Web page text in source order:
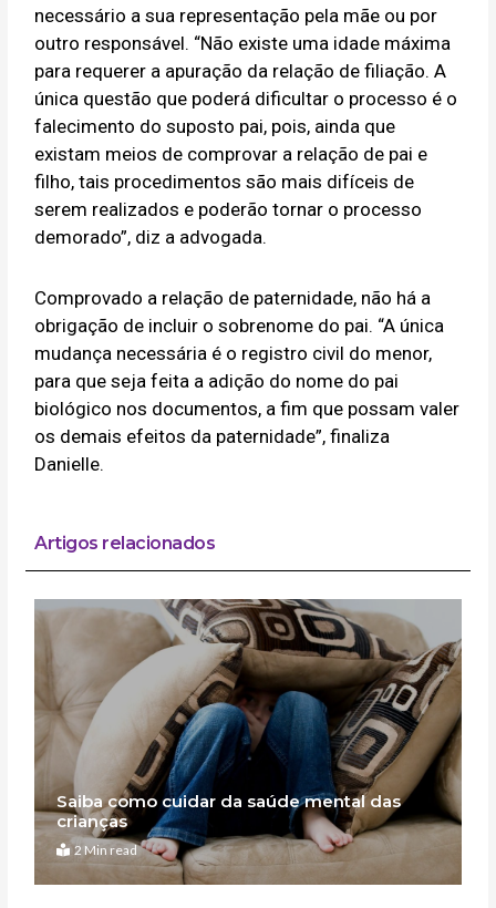
necessário a sua representação pela mãe ou por
outro responsável. “Não existe uma idade máxima
para requerer a apuração da relação de filiação. A
única questão que poderá dificultar o processo é o
falecimento do suposto pai, pois, ainda que
existam meios de comprovar a relação de pai e
filho, tais procedimentos são mais difíceis de
serem realizados e poderão tornar o processo
demorado”, diz a advogada.
Comprovado a relação de paternidade, não há a
obrigação de incluir o sobrenome do pai. “A única
mudança necessária é o registro civil do menor,
para que seja feita a adição do nome do pai
biológico nos documentos, a fim que possam valer
os demais efeitos da paternidade”, finaliza
Danielle.
Artigos relacionados
Saiba como cuidar da saúde mental das
crianças
2 Min read